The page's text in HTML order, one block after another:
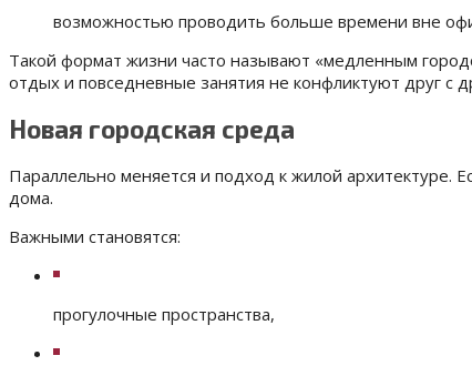
возможностью проводить больше времени вне
Такой формат жизни часто называют «медленным
отдых и повседневные занятия не конфликтуют друг с
Новая городская среда
Параллельно меняется и подход к жилой архитектуре.
дома.
Важными становятся:
прогулочные пространства,